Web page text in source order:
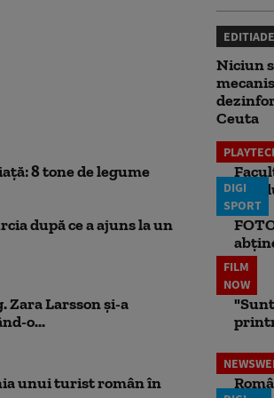
Niciun
Ceuta
8 tone de legume
după ce a ajuns la un
DIGI
SPORT
Zara Larsson și-a
o...
FILM
NOW
unui turist român în